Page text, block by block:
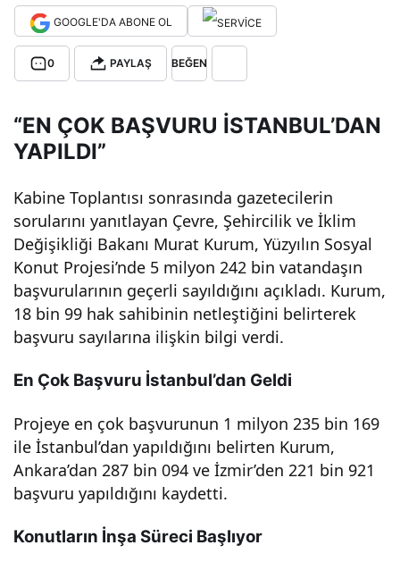
GOOGLE'DA ABONE OL
0 PAYLAŞ BEĞEN
“EN ÇOK BAŞVURU İSTANBUL’DAN
YAPILDI”
Kabine Toplantısı sonrasında gazetecilerin
sorularını yanıtlayan Çevre, Şehircilik ve İklim
Değişikliği Bakanı Murat Kurum, Yüzyılın Sosyal
Konut Projesi’nde 5 milyon 242 bin vatandaşın
başvurularının geçerli sayıldığını açıkladı. Kurum,
18 bin 99 hak sahibinin netleştiğini belirterek
başvuru sayılarına ilişkin bilgi verdi.
En Çok Başvuru İstanbul’dan Geldi
Projeye en çok başvurunun 1 milyon 235 bin 169
ile İstanbul’dan yapıldığını belirten Kurum,
Ankara’dan 287 bin 094 ve İzmir’den 221 bin 921
başvuru yapıldığını kaydetti.
Konutların İnşa Süreci Başlıyor
Sos
Kon
Rek
or
Baş
vur
u!
İşte
Det
Varsayılana